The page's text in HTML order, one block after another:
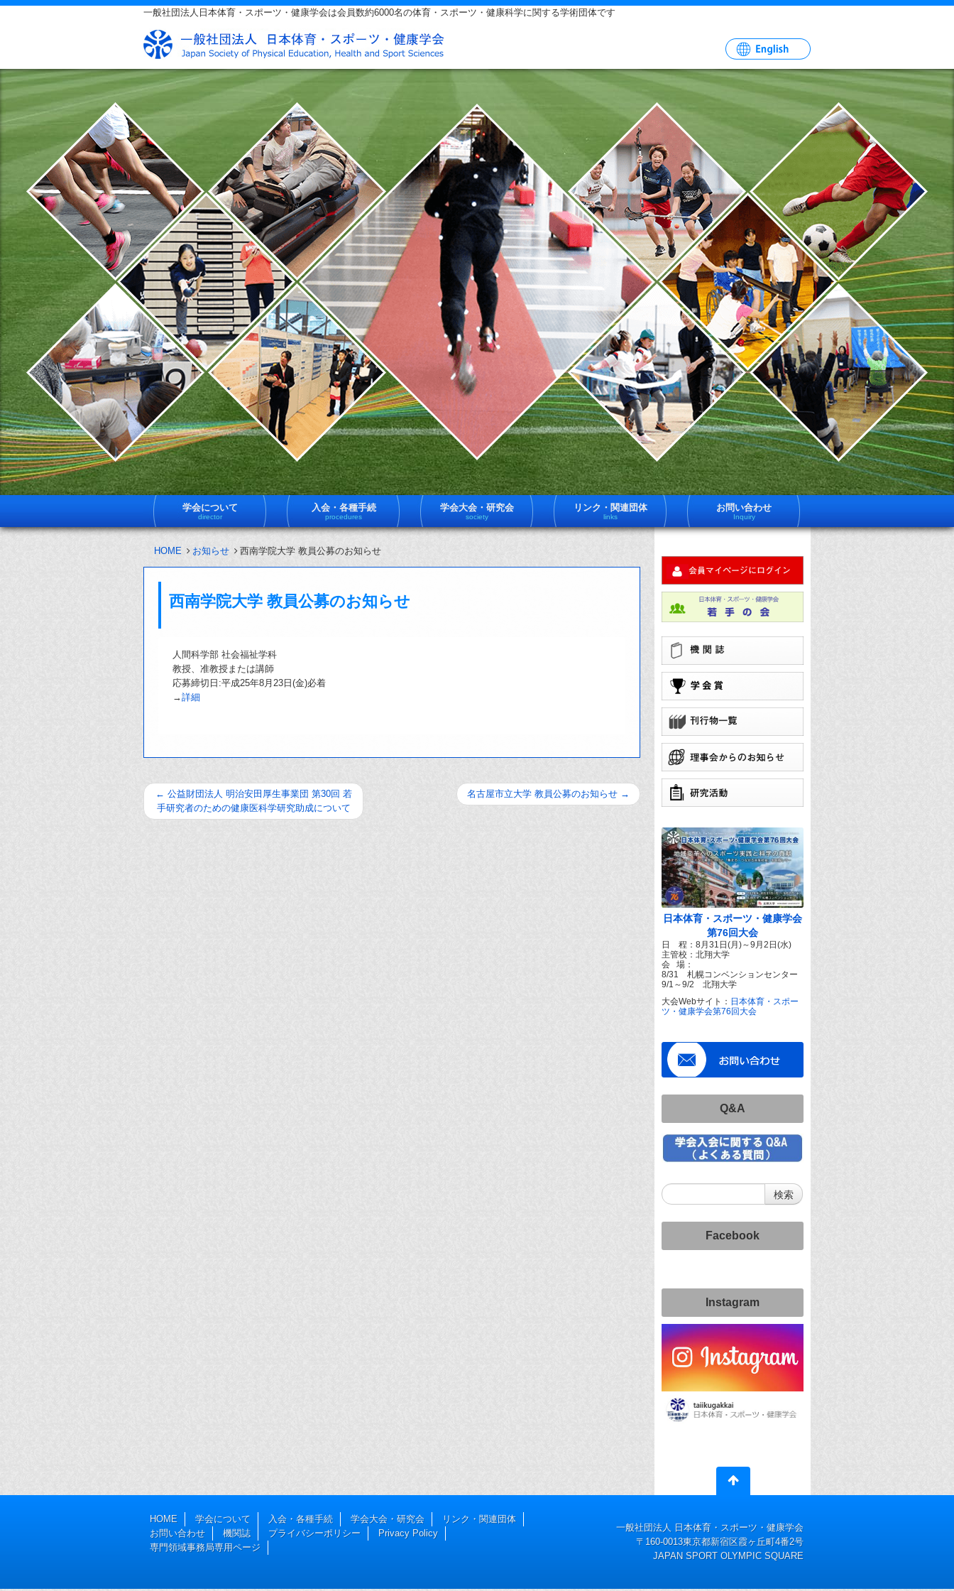
一般社団法人日本体育・スポーツ・健康学会は会員数約6000名の体育・スポーツ・健康科学に関する学術団体です
体
ス
一
社
法
日
体
育
ス
ー
ツ
健
学
は
員
約
育
学会について
director
入会・各種手続
procedures
学会大会・研究会
society
リンク・関連団体
links
お問い合わせ
Inquiry
HOME お知らせ 西南学院大学 教員公募のお知らせ
西南学院大学 教員公募のお知らせ
人間科学部 社会福祉学科
教授、准教授または講師
応募締切日:平成25年8月23日(金)必着
→詳細
← 公益財団法人 明治安田厚生事業団 第30回 若
手研究者のための健康医科学研究助成について
名古屋市立大学 教員公募のお知らせ →
日本体育・スポーツ・健康学会
第76回大会
日 程：8月31日(月)～9月2日(水)
主管校：北翔大学
会 場：
8/31 札幌コンベンションセンター
9/1～9/2 北翔大学
大会Webサイト： 日本体育・スポー
ツ・健康学会第76回大会
Q&A
Facebook
Instagram
HOME 学会について 入会・各種手続 学会大会・研究会
リンク・関連団体
お問い合わせ
機関誌 プライバシーポリシー
Privacy Policy
専門領域事務局専用ページ
一般社団法人 日本体育・スポーツ・健康学会
〒160-0013東京都新宿区霞ヶ丘町4番2号
JAPAN SPORT OLYMPIC SQUARE